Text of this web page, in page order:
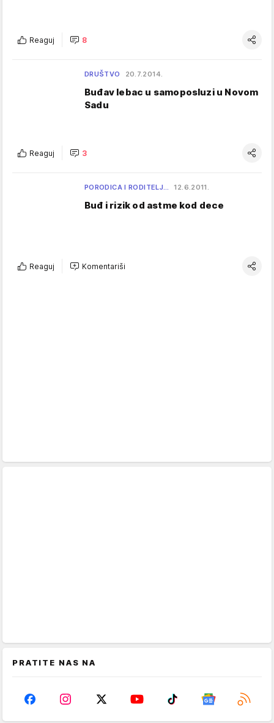
Reaguj 8
DRUŠTVO 20.7.2014.
Buđav lebac u samoposluzi u Novom
Sadu
Reaguj 3
PORODICA I RODITELJ… 12.6.2011.
Buđ i rizik od astme kod dece
Reaguj Komentariši
PRATITE NAS NA